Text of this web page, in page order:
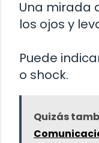
Una mirada
los ojos y
Puede
o shock.
Quizás